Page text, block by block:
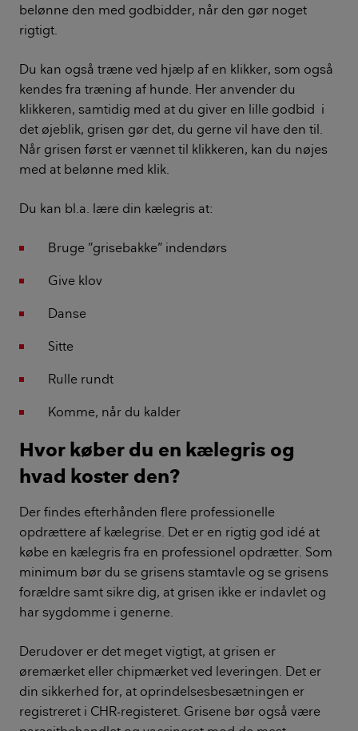
belønne den med godbidder, når den gør noget
rigtigt.
Du kan også træne ved hjælp af en klikker, som også
kendes fra træning af hunde. Her anvender du
klikkeren, samtidig med at du giver en lille godbid i
det øjeblik, grisen gør det, du gerne vil have den til.
Når grisen først er vænnet til klikkeren, kan du nøjes
med at belønne med klik.
Du kan bl.a. lære din kælegris at:
Bruge ”grisebakke” indendørs
Give klov
Danse
Sitte
Rulle rundt
Komme, når du kalder
Hvor køber du en kælegris og
hvad koster den?
Der findes efterhånden flere professionelle
opdrættere af kælegrise. Det er en rigtig god idé at
købe en kælegris fra en professionel opdrætter. Som
minimum bør du se grisens stamtavle og se grisens
forældre samt sikre dig, at grisen ikke er indavlet og
har sygdomme i generne.
Derudover er det meget vigtigt, at grisen er
øremærket eller chipmærket ved leveringen. Det er
din sikkerhed for, at oprindelsesbesætningen er
registreret i CHR-registeret. Grisene bør også være